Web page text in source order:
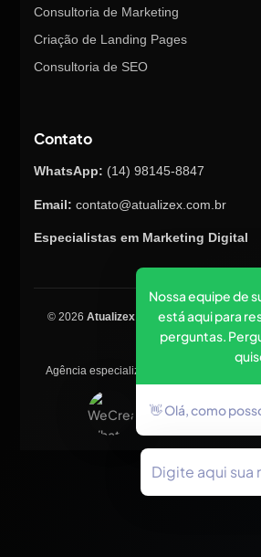
Consultoria de Marketing
Criação de Landing Pages
Consultoria de SEO
Contato
WhatsApp: (14) 98145-8847
Email: contato@atualizex.com.br
Especialistas em Marketing Digital
© 2026 Atualizex Marketing &
reservados.
Agência especializada em SEO, criação de
Nossa equipe de
está aqui para
perguntas.
👋 Olá, como